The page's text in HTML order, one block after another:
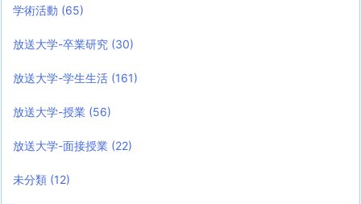
学術活動 (65)
放送大学-卒業研究 (30)
放送大学-学生生活 (161)
放送大学-授業 (56)
放送大学-面接授業 (22)
未分類 (12)